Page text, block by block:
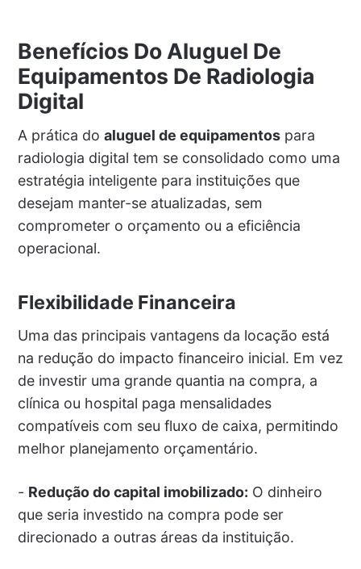
Benefícios Do Aluguel De
Equipamentos De Radiologia
Digital
A prática do aluguel de equipamentospara
radiologia digital tem se consolidado como uma
estratégia inteligente para instituições que
desejam manter-se atualizadas, sem
comprometer o orçamento ou a eficiência
operacional.
Flexibilidade Financeira
Uma das principais vantagens da locação está
na redução do impacto financeiro inicial. Em vez
de investir uma grande quantia na compra, a
clínica ou hospital paga mensalidades
compatíveis com seu fluxo de caixa, permitindo
melhor planejamento orçamentário.
- Redução do capital imobilizado: O dinheiro
que seria investido na compra pode ser
direcionado a outras áreas da instituição.